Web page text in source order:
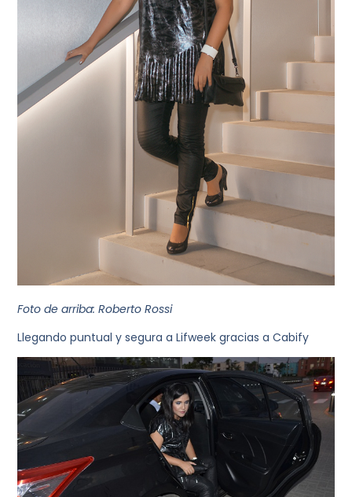
Foto de arriba: Roberto Rossi
Llegando puntual y segura a Lifweek gracias a Cabify